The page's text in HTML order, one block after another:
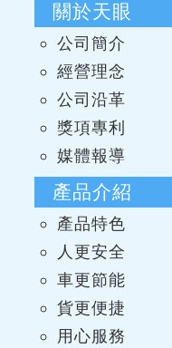
關於天眼
公司簡介
經營理念
公司沿革
獎項專利
媒體報導
產品介紹
產品特色
人更安全
車更節能
貨更便捷
用心服務